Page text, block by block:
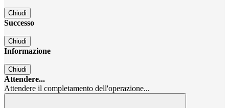
Chiudi
Successo
Chiudi
Informazione
Chiudi
Attendere...
Attendere il completamento dell'operazione...